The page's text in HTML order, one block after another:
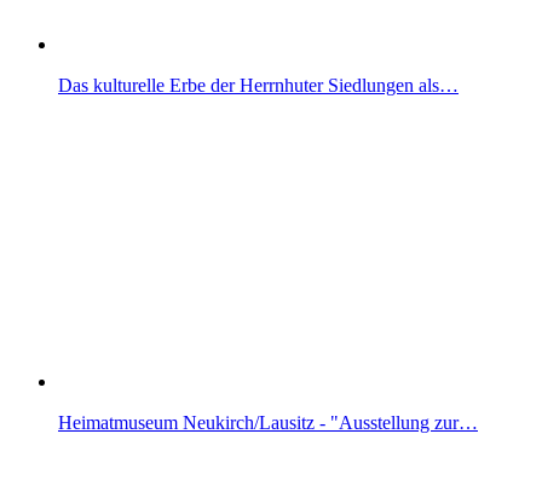
Das kulturelle Erbe der Herrnhuter Siedlungen als…
Heimatmuseum Neukirch/Lausitz - "Ausstellung zur…